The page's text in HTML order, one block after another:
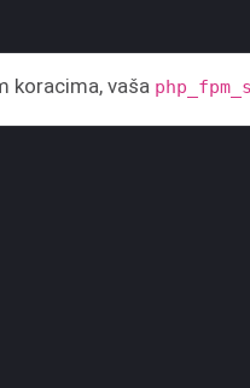
koracima, vaša